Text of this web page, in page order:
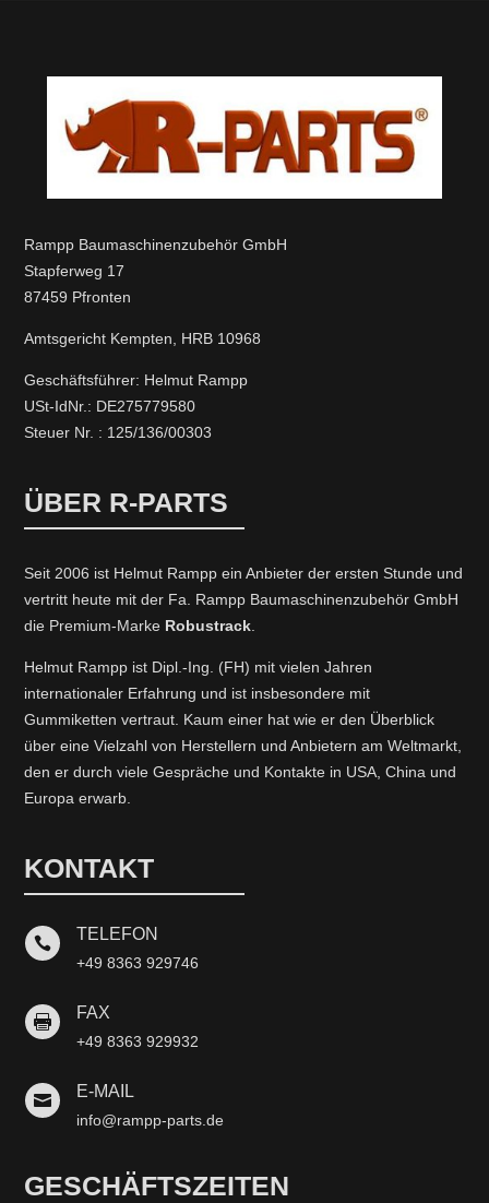
Rampp Baumaschinenzubehör GmbH
Stapferweg 17
87459 Pfronten
Amtsgericht Kempten, HRB 10968
Geschäftsführer: Helmut Rampp
USt-IdNr.: DE275779580
Steuer Nr. : 125/136/00303
ÜBER R-PARTS
Seit 2006 ist Helmut Rampp ein An­bieter der ersten Stunde und
vertritt heute mit der Fa. Rampp Baumaschinenzubehör GmbH
die Premium-Marke Robustrack.
Helmut Rampp ist Dipl.-Ing. (FH) mit vielen Jahren
internationaler Erfahrung und ist insbesondere mit
Gummiketten vertraut. Kaum einer hat wie er den Überblick
über eine Vielzahl von Herstellern und Anbietern am Weltmarkt,
den er durch viele Gespräche und Kontakte in USA, China und
Europa erwarb.
KONTAKT
 TELEFON
+49 8363 929746
 FAX
+49 8363 929932
 E-MAIL
info@rampp-parts.de
GESCHÄFTSZEITEN